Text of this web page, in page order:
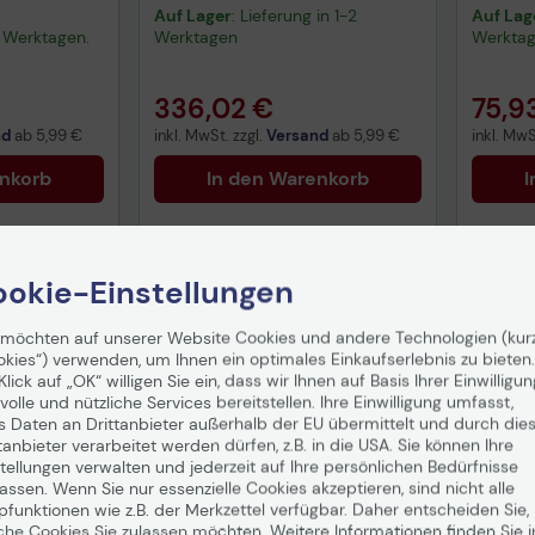
ab 5,99 €
C13T05B44N
Auf Lager: Lieferung in 1-2
Werktagen
336,02 €
inkl. MwSt. zzgl. Versand ab 5,99 €
In den Warenkorb
Auf
inkl.
Einstellungen
auf unserer Website Cookies und andere Technologien
verwenden, um Ihnen ein optimales Einkaufserlebnis zu bieten.
auf „OK“ willigen Sie ein, dass wir Ihnen auf Basis Ihrer
und nützliche Services bereitstellen. Ihre Einwilligung umfasst,
Daten an Drittanbieter außerhalb der EU übermittelt und durch
verarbeitet werden dürfen, z.B. in die USA. Sie können Ihre
verwalten und jederzeit auf Ihre persönlichen Bedürfnisse
Wenn Sie nur essenzielle Cookies akzeptieren, sind nicht alle
wie z.B. der Merkzettel verfügbar. Daher entscheiden Sie,